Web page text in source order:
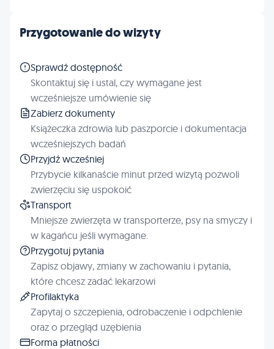
Przygotowanie do wizyty
Sprawdź dostępność
Skontaktuj się i ustal, czy wymagane jest
wcześniejsze umówienie się
Zabierz dokumenty
Książeczka zdrowia lub paszporcie i dokumentacja
wcześniejszych badań
Przyjdź wcześniej
Przybycie kilkanaście minut przed wizytą pozwoli
zwierzęciu się uspokoić
Transport
Mniejsze zwierzęta w transporterze, psy na smyczy i
w kagańcu jeśli wymagane.
Przygotuj pytania
Zapisz objawy, zmiany w zachowaniu i pytania,
które chcesz zadać lekarzowi
Profilaktyka
Zapytaj o szczepienia, odrobaczenie i odpchlenie
oraz o przegląd uzębienia
Forma płatności